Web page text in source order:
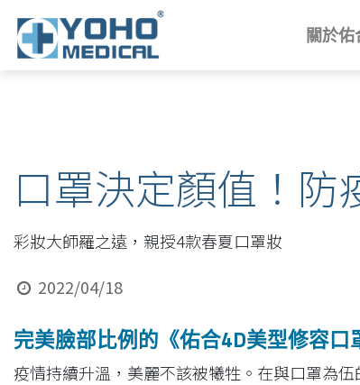
關於佑
口罩決定顏值！防
彩妝大師羅之遠，親授4款春夏口罩妝
2022/04/18
完美臉部比例的《佑合4D美型修容口
疫情持續升溫，美麗不該被犧牲。在與口罩為